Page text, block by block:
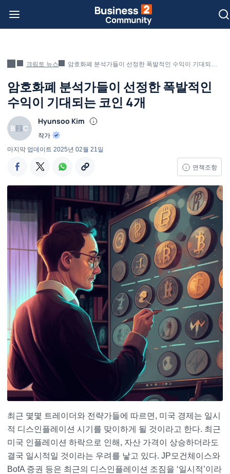
크립토 뉴스 암호화폐 분석가들이 선정한 폭발적인 수익이 기대되는 코인 4개
암호화폐 분석가들이 선정한 폭발적인
수익이 기대되는 코인 4개
Hyunsoo Kim
작가
면책조항
마지막 업데이트 2025년 02월 21일
최근 몇몇 트레이더와 전략가들에 따르면, 미국 경제는 일시
적 디스인플레이션 시기를 맞이하게 될 것이라고 한다. 최근
미국 인플레이션 하락으로 인해, 자산 가격이 상승하더라도
결국 일시적일 것이라는 우려를 낳고 있다. JP모건체이스와
BofA 증권 등은 최근의 디스인플레이션 조짐을 ‘일시적’이라